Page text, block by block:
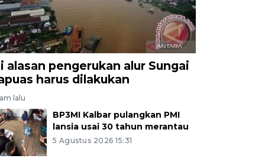
alasan pengerukan alur Sungai
harus dilakukan
lalu
BP3MI Kalbar pulangkan PMI
lansia usai 30 tahun merantau
5 Agustus 2026 15:31